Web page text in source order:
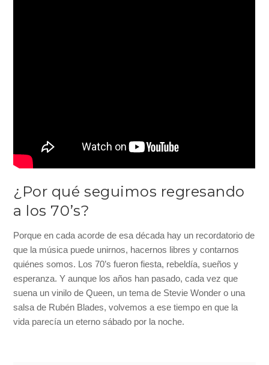
¿Por qué seguimos regresando
a los 70’s?
Porque en cada acorde de esa década hay un recordatorio de
que la música puede unirnos, hacernos libres y contarnos
quiénes somos. Los 70’s fueron fiesta, rebeldía, sueños y
esperanza. Y aunque los años han pasado, cada vez que
suena un vinilo de Queen, un tema de Stevie Wonder o una
salsa de Rubén Blades, volvemos a ese tiempo en que la
vida parecía un eterno sábado por la noche.